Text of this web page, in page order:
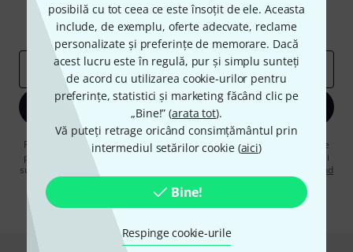
posibilă cu tot ceea ce este însoțit de ele. Aceasta
include, de exemplu, oferte adecvate, reclame
personalizate și preferințe de memorare. Dacă
acest lucru este în regulă, pur și simplu sunteți
de acord cu utilizarea cookie-urilor pentru
preferințe, statistici și marketing făcând clic pe
„Bine!” (arata tot).
Vă puteți retrage oricând consimțământul prin
intermediul setărilor cookie (aici)
Bine!
Respinge cookie-urile
Contribuții inspiraționale
Oferte
Perspectivele Thomann
adresă de email*
Înscrie-te acum
Făcând clic pe „Înscrie-te acum”, sunteți de acord să primiți publicitate
prin e-mail. Vă puteți dezabona în orice moment. Puteți găsi informații
suplimentare despre buletinul informativ în
regulamentul nostru privind
* Necesar